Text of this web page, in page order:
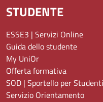
STUDENTE
ESSE3 | Servizi Online
Guida dello studente
My UniOr
Offerta formativa
SOD | Sportello per
Servizio Orientamento